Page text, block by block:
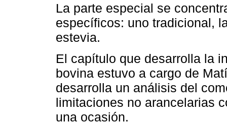
La parte especial se
específicos: uno tradicional,
estevia.
El capítulo que desarrolla la
bovina estuvo a cargo de
desarrolla un análisis del
limitaciones no arancelarias
una ocasión.